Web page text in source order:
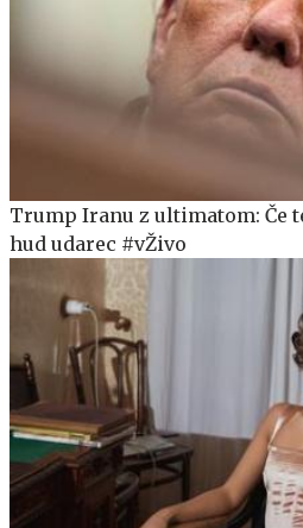
Trump Iranu z ultimatom: Če
hud udarec #vŽivo